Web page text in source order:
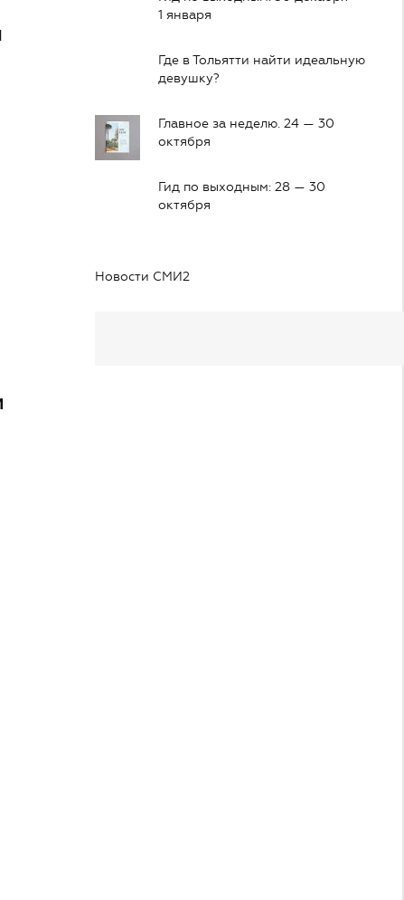
1 января
Где в Тольятти найти идеальную
девушку?
Главное за неделю. 24 — 30
октября
Гид по выходным: 28 — 30
октября
Новости СМИ2